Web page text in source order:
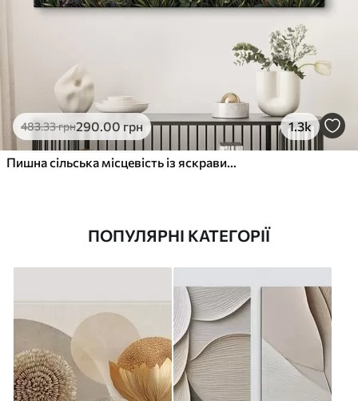
483.33грн290.00 грн 1.3k
Пишна сільська місцевість із яскравим лугом диких квітів, наповненим різнокольоровими квітами під хмарним небом
ПОПУЛЯРНІ КАТЕГОРІЇ